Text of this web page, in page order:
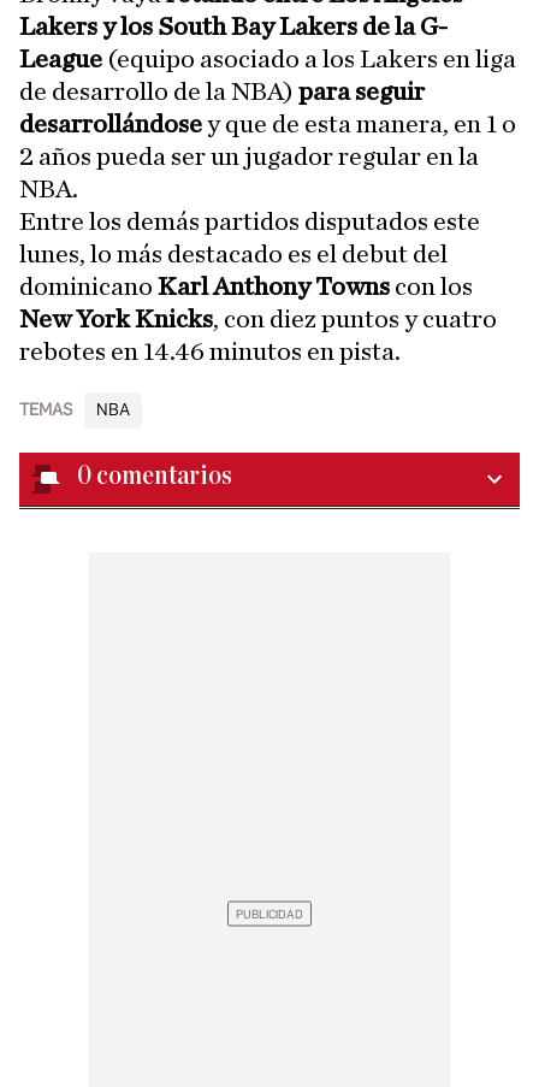
Lakers y los South Bay Lakers de la G-
League (equipo asociado a los Lakers en liga
de desarrollo de la NBA) para seguir
desarrollándosey que de esta manera, en 1 o
2 años pueda ser un jugador regular en la
NBA.
Entre los demás partidos disputados este
lunes, lo más destacado es el debut del
dominicano Karl Anthony Towns con los
New York Knicks, con diez puntos y cuatro
rebotes en 14.46 minutos en pista.
TEMAS NBA
0 comentarios